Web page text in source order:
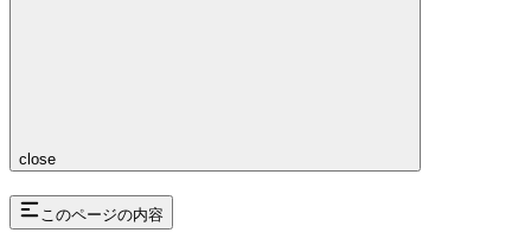
close
このページの内容